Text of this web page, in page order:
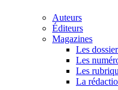
Auteurs
Éditeurs
Magazines
Les
Les
Les
La